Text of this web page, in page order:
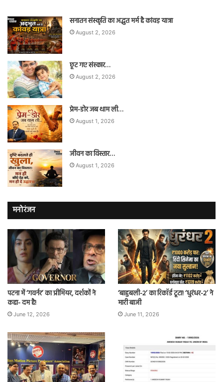
सनातन संस्कृति का अद्भुत मर्म है कांवड़ यात्रा
August 2, 2026
छूट गए संस्कार…
August 2, 2026
प्रेम-डोर जब थाम ली…
August 1, 2026
जीवन का विस्तार…
August 1, 2026
मनोरंजन
पटना में ‘गवर्नर’ का प्रीमियर, दर्शकों ने
कहा- दम है!
June 12, 2026
‘बाहुबली-2’ का रिकॉर्ड टूटा! ‘धुरंधर-2’ ने
मारी बाजी
June 11, 2026